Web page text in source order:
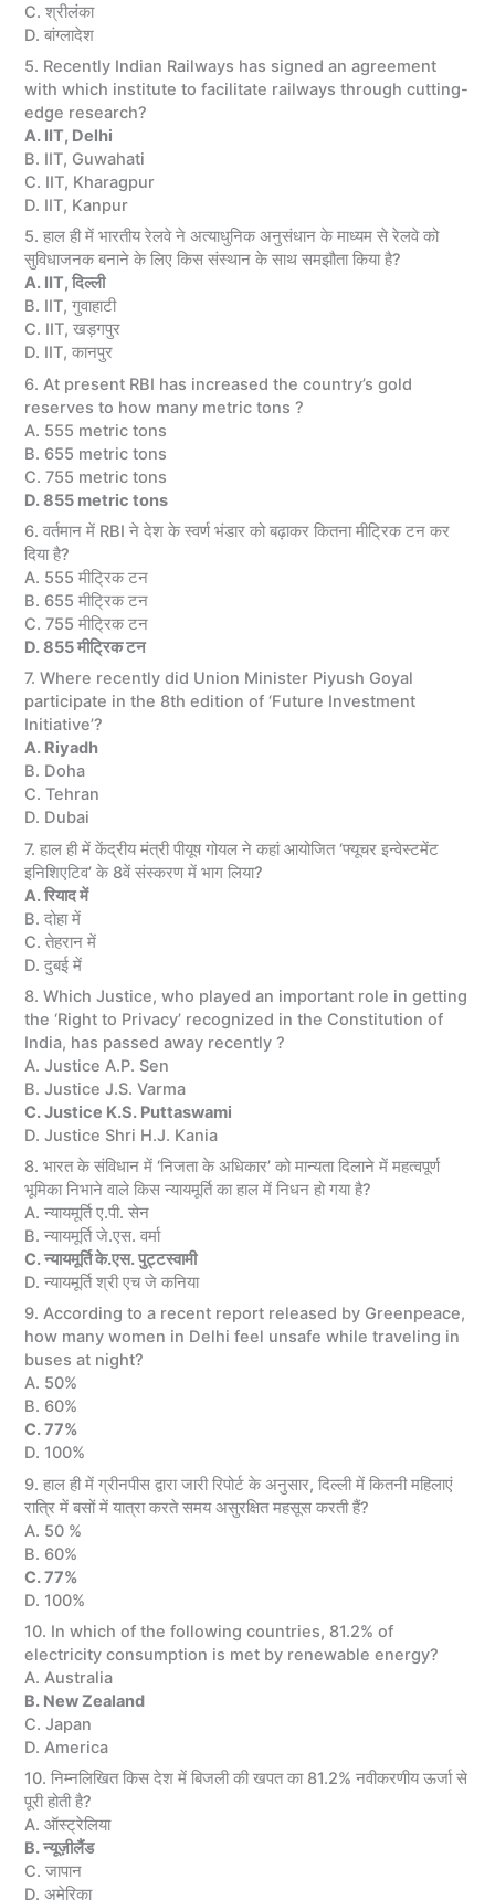
C. श्रीलंका
D. बांग्लादेश
5. Recently Indian Railways has signed an agreement
with which institute to facilitate railways through cutting-
edge research?
A. IIT, Delhi
B. IIT, Guwahati
C. IIT, Kharagpur
D. IIT, Kanpur
5. हाल ही में भारतीय रेलवे ने अत्याधुनिक अनुसंधान के माध्यम से रेलवे को
सुविधाजनक बनाने के लिए किस संस्थान के साथ समझौता किया है?
A. IIT, दिल्ली
B. IIT, गुवाहाटी
C. IIT, खड़गपुर
D. IIT, कानपुर
6. At present RBI has increased the country’s gold
reserves to how many metric tons ?
A. 555 metric tons
B. 655 metric tons
C. 755 metric tons
D. 855 metric tons
6. वर्तमान में RBI ने देश के स्वर्ण भंडार को बढ़ाकर कितना मीट्रिक टन कर
दिया है?
A. 555 मीट्रिक टन
B. 655 मीट्रिक टन
C. 755 मीट्रिक टन
D. 855 मीट्रिक टन
7. Where recently did Union Minister Piyush Goyal
participate in the 8th edition of ‘Future Investment
Initiative’?
A. Riyadh
B. Doha
C. Tehran
D. Dubai
7. हाल ही में केंद्रीय मंत्री पीयूष गोयल ने कहां आयोजित ‘फ्यूचर इन्वेस्टमेंट
इनिशिएटिव’ के 8वें संस्करण में भाग लिया?
A. रियाद में
B. दोहा में
C. तेहरान में
D. दुबई में
8. Which Justice, who played an important role in getting
the ‘Right to Privacy’ recognized in the Constitution of
India, has passed away recently ?
A. Justice A.P. Sen
B. Justice J.S. Varma
C. Justice K.S. Puttaswami
D. Justice Shri H.J. Kania
8. भारत के संविधान में ‘निजता के अधिकार’ को मान्यता दिलाने में महत्वपूर्ण
भूमिका निभाने वाले किस न्यायमूर्ति का हाल में निधन हो गया है?
A. न्यायमूर्ति ए.पी. सेन
B. न्यायमूर्ति जे.एस. वर्मा
C. न्यायमूर्ति के.एस. पुट्टस्वामी
D. न्यायमूर्ति श्री एच जे कनिया
9. According to a recent report released by Greenpeace,
how many women in Delhi feel unsafe while traveling in
buses at night?
A. 50%
B. 60%
C. 77%
D. 100%
9. हाल ही में ग्रीनपीस द्वारा जारी रिपोर्ट के अनुसार, दिल्ली में कितनी महिलाएं
रात्रि में बसों में यात्रा करते समय असुरक्षित महसूस करती हैं?
A. 50 %
B. 60%
C. 77%
D. 100%
10. In which of the following countries, 81.2% of
electricity consumption is met by renewable energy?
A. Australia
B. New Zealand
C. Japan
D. America
10. निम्नलिखित किस देश में बिजली की खपत का 81.2% नवीकरणीय ऊर्जा से
पूरी होती है?
A. ऑस्ट्रेलिया
B. न्यूज़ीलैंड
C. जापान
D. अमेरिका